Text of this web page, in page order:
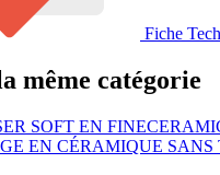
Fiche
même catégorie